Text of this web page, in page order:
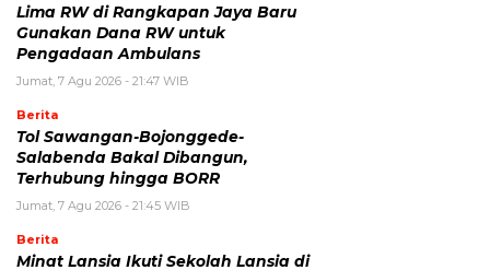
Lima RW di Rangkapan Jaya Baru
Gunakan Dana RW untuk
Pengadaan Ambulans
Jumat, 7 Agu 2026 - 21:47 WIB
Berita
Tol Sawangan-Bojonggede-
Salabenda Bakal Dibangun,
Terhubung hingga BORR
Jumat, 7 Agu 2026 - 21:45 WIB
Berita
Minat Lansia Ikuti Sekolah Lansia di